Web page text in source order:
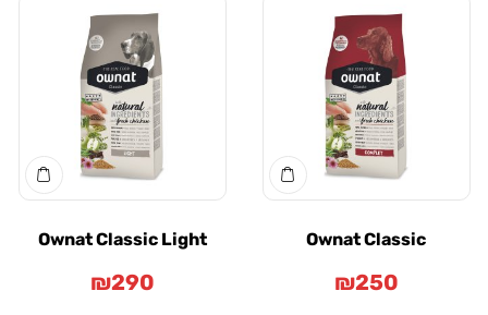
Ownat Classic
₪
Ownat Classic Light
₪